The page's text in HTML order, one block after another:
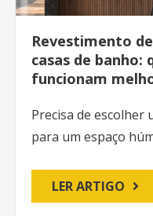
Revestimento
casas de banho:
funcionam
Precisa de escolher
para um espaço
LER ARTIGO